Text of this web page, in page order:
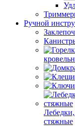
Ручной
стяжные